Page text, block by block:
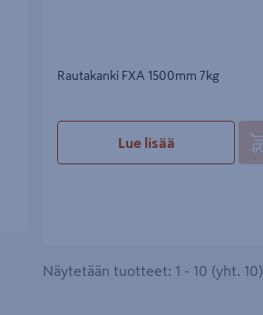
Rautakanki FXA 1500mm 7kg
Lue lisää
Näytetään tuotteet: 1 - 10 (yht. 10)